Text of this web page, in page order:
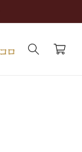
ー